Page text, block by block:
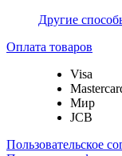
Другие
Оплата товаров
Visa
Мир
JCB
Пользовательское